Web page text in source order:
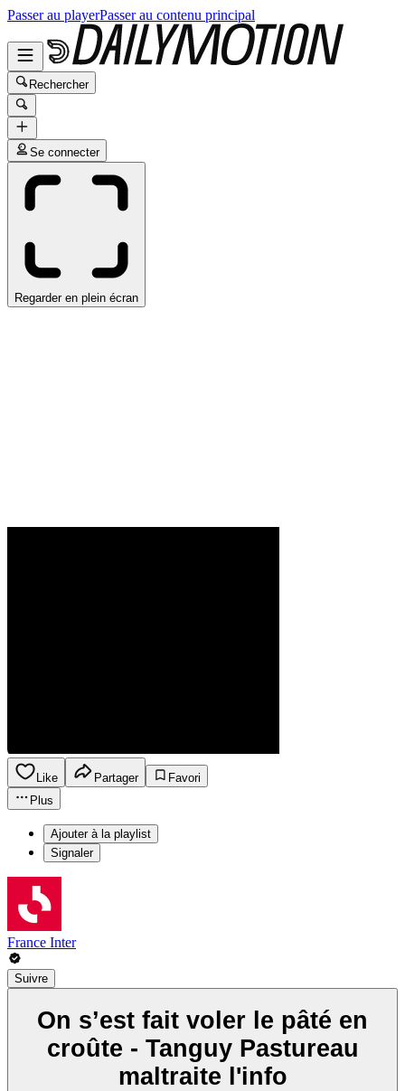
Passer au playerPasser au contenu principal
Rechercher
Se connecter
Regarder en plein écran
Like Partager
Favori
Plus
Ajouter à la playlist
Signaler
France Inter
Suivre
On s’est fait voler le pâté en
croûte - Tanguy Pastureau
maltraite l'info